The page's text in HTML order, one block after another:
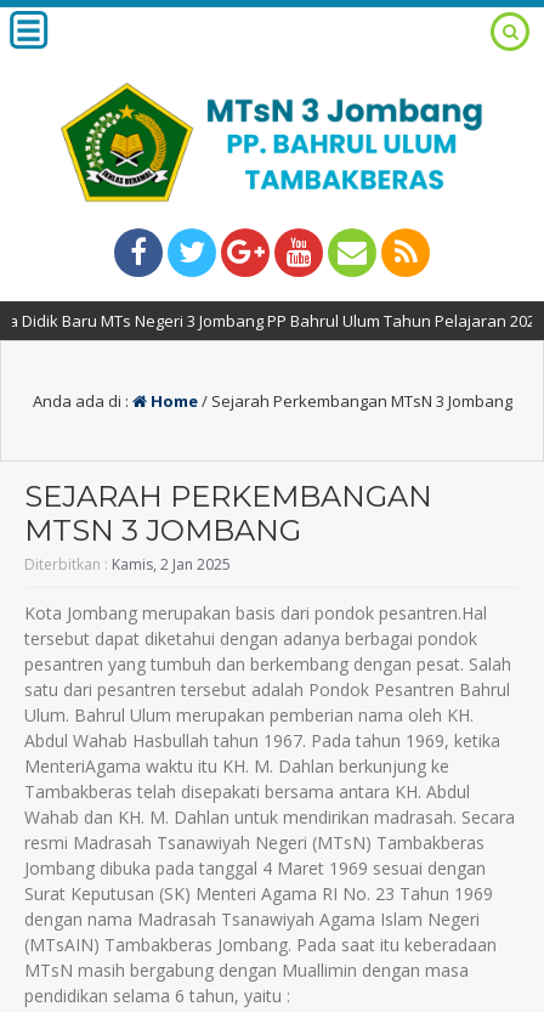
3 Jombang PP Bahrul Ulum Tahun Pelajaran 2026-2027 TELAK
Anda ada di : Home/ Sejarah Perkembangan MTsN 3 Jombang
SEJARAH PERKEMBANGAN
MTSN 3 JOMBANG
Diterbitkan : Kamis, 2 Jan 2025
Kota Jombang merupakan basis dari pondok pesantren.Hal
tersebut dapat diketahui dengan adanya berbagai pondok
pesantren yang tumbuh dan berkembang dengan pesat. Salah
satu dari pesantren tersebut adalah Pondok Pesantren Bahrul
Ulum. Bahrul Ulum merupakan pemberian nama oleh KH.
Abdul Wahab Hasbullah tahun 1967. Pada tahun 1969, ketika
MenteriAgama waktu itu KH. M. Dahlan berkunjung ke
Tambakberas telah disepakati bersama antara KH. Abdul
Wahab dan KH. M. Dahlan untuk mendirikan madrasah. Secara
resmi Madrasah Tsanawiyah Negeri (MTsN) Tambakberas
Jombang dibuka pada tanggal 4 Maret 1969 sesuai dengan
Surat Keputusan (SK) Menteri Agama RI No. 23 Tahun 1969
dengan nama Madrasah Tsanawiyah Agama Islam Negeri
(MTsAIN) Tambakberas Jombang. Pada saat itu keberadaan
MTsN masih bergabung dengan Muallimin dengan masa
pendidikan selama 6 tahun, yaitu :